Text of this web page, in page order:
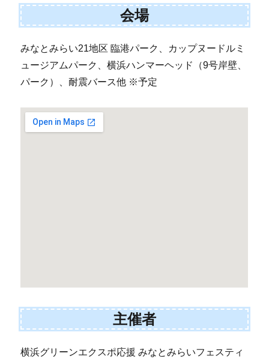
会場
みなとみらい21地区 臨港パーク、カップヌードルミ
ュージアムパーク、横浜ハンマーヘッド（9号岸壁、
パーク）、耐震バース他 ※予定
主催者
横浜グリーンエクスポ応援 みなとみらいフェスティ